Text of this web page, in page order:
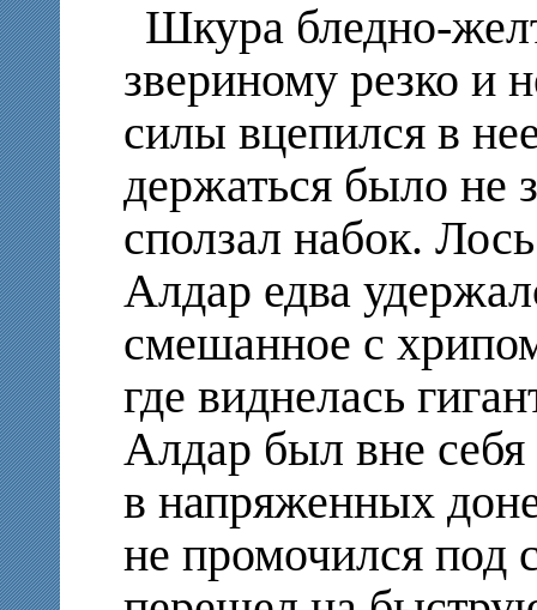
Шкура бледно-
звериному резко и
силы вцепился в
держаться было не
сползал набок.
Алдар едва
смешанное с
где виднелась
Алдар был вне
в напряженных
не промочился под